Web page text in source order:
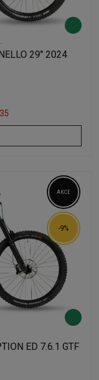
29" 2024
AKCE
-9%
ED 7.6.1 GTF